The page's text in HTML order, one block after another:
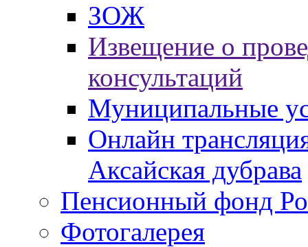
ЗОЖ
Извещение о
консультаций
Муниципальные
Онлайн
Аксайская дубрава
Пенсионный фонд
Фотогалерея